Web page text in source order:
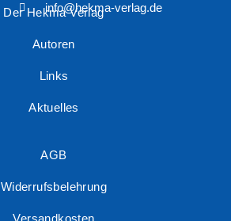
info@hekma-verlag.de
Der Hekma Verlag
Autoren
Links
Aktuelles
AGB
Widerrufsbelehrung
Versandkosten